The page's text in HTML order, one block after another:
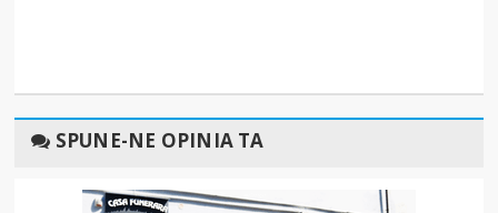
SPUNE-NE OPINIA TA